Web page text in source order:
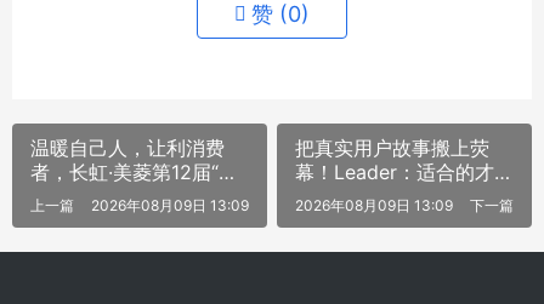
赞 (0)
温暖自己人，让利消费
者，长虹·美菱第12届“九
超内购”开启
上一篇 2026年08月09日 13:09
把真实用户故事搬上荧
幕！Leader：适合的才
是最好的
下一篇
2026年08月09日 13:09